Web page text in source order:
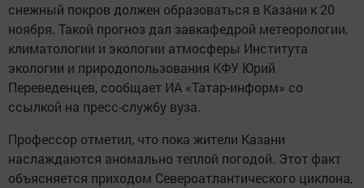
снежный покров должен образоваться в Казани к 20
ноября. Такой прогноз дал завкафедрой метеорологии,
климатологии и экологии атмосферы Института
экологии и природопользования КФУ Юрий
Переведенцев, сообщает ИА «Татар-информ» со
ссылкой на пресс-службу вуза.
Профессор отметил, что пока жители Казани
наслаждаются аномально теплой погодой. Этот факт
объясняется приходом Североатлантического циклона,